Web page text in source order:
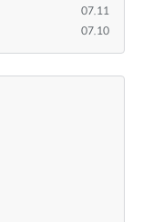
07.11
07.10